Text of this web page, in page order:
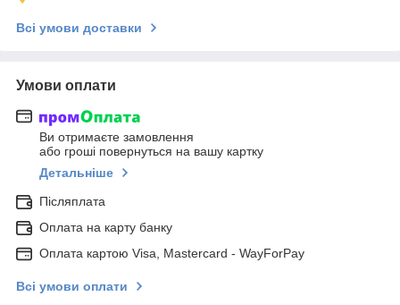
Всі умови доставки
Умови оплати
Ви отримаєте замовлення
або гроші повернуться на вашу картку
Детальніше
Післяплата
Оплата на карту банку
Оплата картою Visa, Mastercard - WayForPay
Всі умови оплати